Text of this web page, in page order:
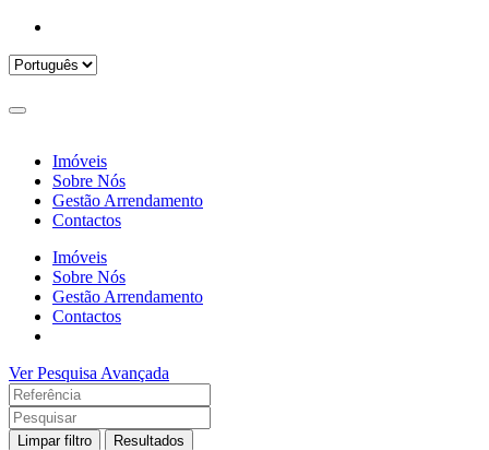
Imóveis
Sobre Nós
Gestão Arrendamento
Contactos
Imóveis
Sobre Nós
Gestão Arrendamento
Contactos
Ver Pesquisa Avançada
Limpar filtro Resultados